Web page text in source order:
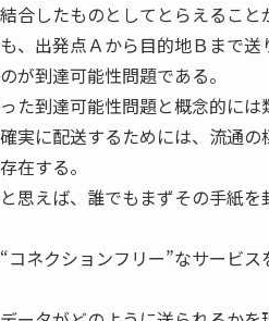
合したものとしてとらえること
、出発点Ａから目的地Ｂまで送
が到達可能性問題である。
た到達可能性問題と概念的には
実に配送するためには、流通
在する。
思えば、誰でもまずその手紙
ネクションフリー”なサービ